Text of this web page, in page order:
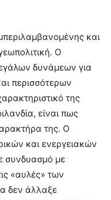
και
Ο
δυνάμεων για
περισσότερων
της
είναι πως
της. Ο
και ενεργειακών
συνδυασμό με
«αυλές» των
δεν άλλαξε